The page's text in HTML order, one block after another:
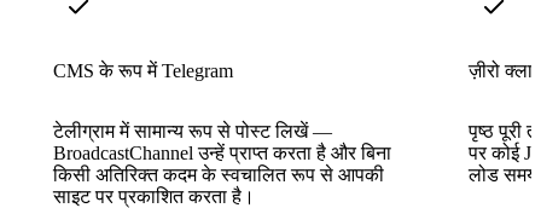
CMS के रूप में Telegram
टेलीग्राम में सामान्य रूप से पोस्ट लिखें —
BroadcastChannel उन्हें प्राप्त करता है और बिना
किसी अतिरिक्त कदम के स्वचालित रूप से आपकी
साइट पर प्रकाशित करता है।
ज़ीरो
पृष्ठ पूरी
पर कोई
लोड समय